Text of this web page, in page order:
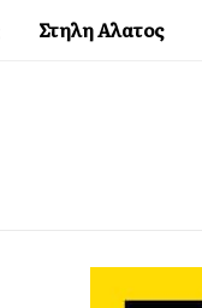
Στηλη Αλατος